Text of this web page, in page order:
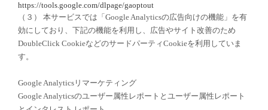
https://tools.google.com/dlpage/gaoptout
（３） 本サービスでは「Google Analyticsの広告向けの機能」を有
効にしており、下記の機能を利用し、広告やサイト改善のため
DoubleClick CookieなどのサードパーティCookieを利用していま
す。
Google Analyticsリマーケティング
Google Analyticsのユーザー属性レポートとユーザー属性レポート